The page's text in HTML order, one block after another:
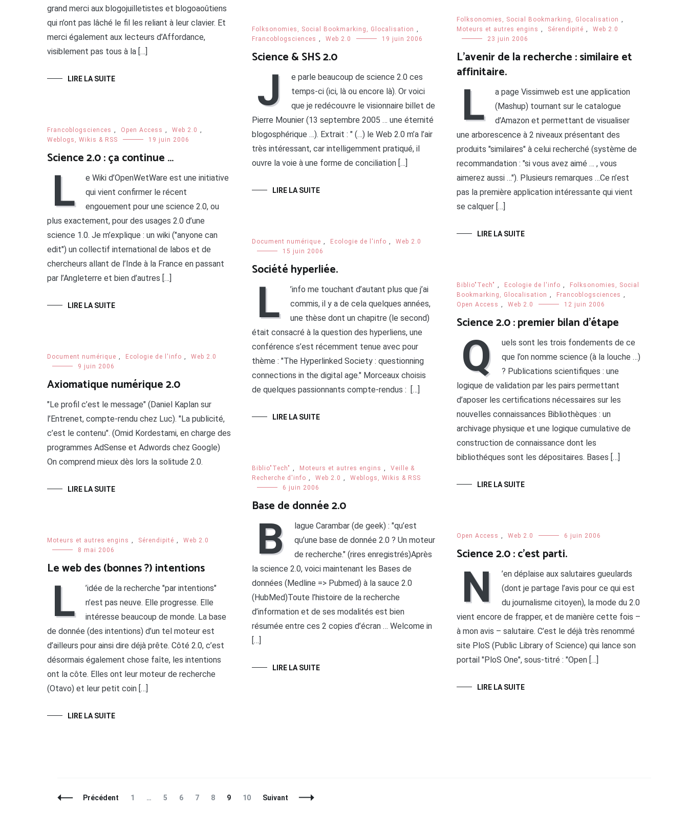
grand merci aux blogojuilletistes et blogoaoûtiens
qui n’ont pas lâché le fil les reliant à leur clavier. Et
merci également aux lecteurs d’Affordance,
visiblement pas tous à la […]
LIRE LA SUITE
Folksonomies, Social Bookmarking, Glocalisation ,
Moteurs et autres engins , Sérendipité ,
Web 2.0
23 juin 2006
L’avenir de la recherche : similaire et
affinitaire.
L
a page Vissimweb est une application
(Mashup) tournant sur le catalogue
d’Amazon et permettant de visualiser
une arborescence à 2 niveaux présentant des
produits "similaires" à celui recherché (système de
recommandation : "si vous avez aimé … , vous
aimerez aussi …"). Plusieurs remarques …Ce n’est
pas la première application intéressante qui vient
se calquer […]
LIRE LA SUITE
Folksonomies, Social Bookmarking, Glocalisation ,
Francoblogsciences , Web 2.0 19 juin 2006
Science & SHS 2.0
J
e parle beaucoup de science 2.0 ces
temps-ci (ici, là ou encore là). Or voici
que je redécouvre le visionnaire billet de
Pierre Mounier (13 septembre 2005 … une éternité
blogosphérique …). Extrait : " (…) le Web 2.0 m’a l’air
très intéressant, car intelligemment pratiqué, il
ouvre la voie à une forme de conciliation […]
LIRE LA SUITE
Francoblogsciences , Open Access , Web 2.0 ,
Weblogs, Wikis & RSS
19 juin 2006
Science 2.0 : ça continue …
L
e Wiki d’OpenWetWare est une initiative
qui vient confirmer le récent
engouement pour une science 2.0, ou
plus exactement, pour des usages 2.0 d’une
science 1.0. Je m’explique : un wiki ("anyone can
edit") un collectif international de labos et de
chercheurs allant de l’Inde à la France en passant
par l’Angleterre et bien d’autres […]
LIRE LA SUITE
Document numérique , Ecologie de l'info ,
Web 2.0
15 juin 2006
Société hyperliée.
L
’info me touchant d’autant plus que j’ai
commis, il y a de cela quelques années,
une thèse dont un chapitre (le second)
était consacré à la question des hyperliens, une
conférence s’est récemment tenue avec pour
thème : "The Hyperlinked Society : questionning
connections in the digital age." Morceaux choisis
de quelques passionnants compte-rendus : […]
LIRE LA SUITE
Biblio"Tech" , Ecologie de l'info ,
Folksonomies, Social
Bookmarking, Glocalisation , Francoblogsciences ,
Open Access , Web 2.0 12 juin 2006
Science 2.0 : premier bilan d’étape
Q
uels sont les trois fondements de ce
que l’on nomme science (à la louche …)
? Publications scientifiques : une
logique de validation par les pairs permettant
d’aposer les certifications nécessaires sur les
nouvelles connaissances Bibliothèques : un
archivage physique et une logique cumulative de
construction de connaissance dont les
bibliothéques sont les dépositaires. Bases […]
LIRE LA SUITE
Document numérique , Ecologie de l'info ,
Web 2.0
9 juin 2006
Axiomatique numérique 2.0
"Le profil c’est le message" (Daniel Kaplan sur
l’Entrenet, compte-rendu chez Luc). "La publicité,
c’est le contenu". (Omid Kordestami, en charge des
programmes AdSense et Adwords chez Google)
On comprend mieux dès lors la solitude 2.0.
LIRE LA SUITE
Biblio"Tech" , Moteurs et autres engins ,
Veille &
Recherche d'info , Web 2.0 ,
Weblogs, Wikis & RSS
6 juin 2006
Base de donnée 2.0
B
lague Carambar (de geek) : "qu’est
qu’une base de donnée 2.0 ? Un moteur
de recherche." (rires enregistrés)Après
la science 2.0, voici maintenant les Bases de
données (Medline => Pubmed) à la sauce 2.0
(HubMed)Toute l’histoire de la recherche
d’information et de ses modalités est bien
résumée entre ces 2 copies d’écran … Welcome in
[…]
LIRE LA SUITE
Open Access , Web 2.0 6 juin 2006
Science 2.0 : c’est parti.
N
’en déplaise aux salutaires gueulards
(dont je partage l’avis pour ce qui est
du journalisme citoyen), la mode du 2.0
vient encore de frapper, et de manière cette fois –
à mon avis – salutaire. C’est le déjà très renommé
site PloS (Public Library of Science) qui lance son
portail "PloS One", sous-titré : "Open […]
LIRE LA SUITE
Moteurs et autres engins , Sérendipité ,
Web 2.0
8 mai 2006
Le web des (bonnes ?) intentions
L
’idée de la recherche "par intentions"
n’est pas neuve. Elle progresse. Elle
intéresse beaucoup de monde. La base
de donnée (des intentions) d’un tel moteur est
d’ailleurs pour ainsi dire déjà prête. Côté 2.0, c’est
désormais également chose faîte, les intentions
ont la côte. Elles ont leur moteur de recherche
(Otavo) et leur petit coin […]
LIRE LA SUITE
NavigationPrécédent Page
1 … Page
5 Page
6 Page
7 Page
8 Page
9 Page
10 Suivant